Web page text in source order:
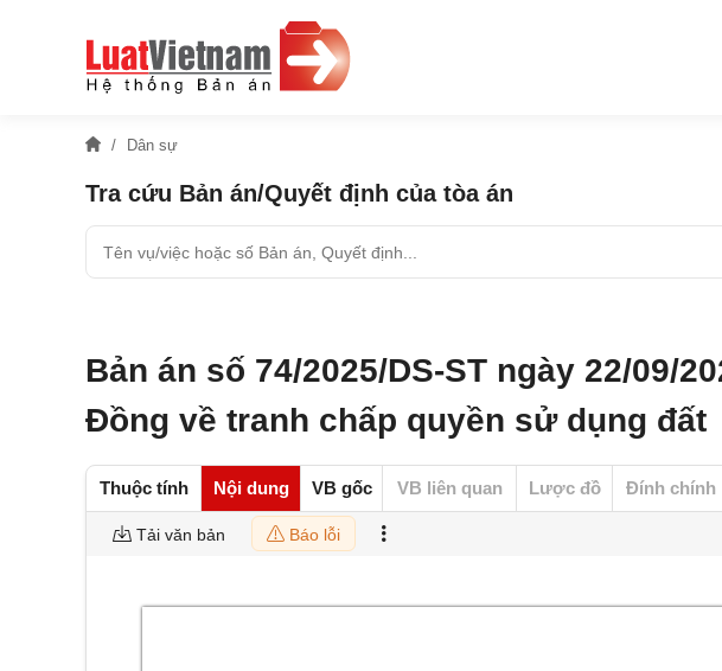
Dân sự
Tra cứu Bản án/Quyết định của tòa án
Bản án số 74/2025/DS-ST ngày 22/09/
Đồng về tranh chấp quyền sử dụng đất
Thuộc tính Nội dung VB gốc VB liên quan Lược đồ Đính chính
Tải văn bản Báo lỗi